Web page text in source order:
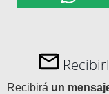
Recibirá un